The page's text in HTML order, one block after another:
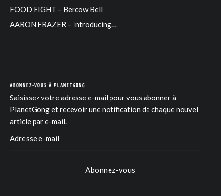
FOOD FIGHT – Bercow Bell
AARON FRAZER – Introducing…
ABONNEZ-VOUS À PLANETGONG
Saisissez votre adresse e-mail pour vous abonner à
PlanetGong et recevoir une notification de chaque nouvel
article par e-mail.
Abonnez-vous